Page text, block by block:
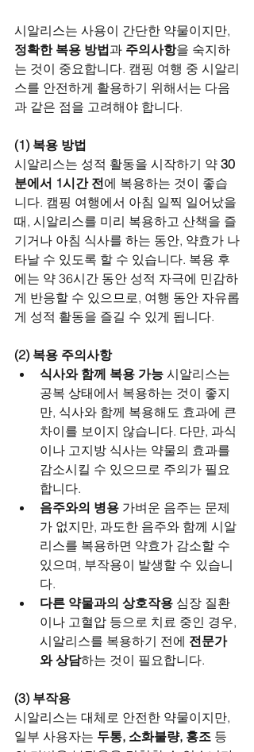
시알리스는 사용이 간단한 약물이지만,
정확한 복용 방법과 주의사항을 숙지하
는 것이 중요합니다. 캠핑 여행 중 시알리
스를 안전하게 활용하기 위해서는 다음
과 같은 점을 고려해야 합니다.
(1) 복용 방법
시알리스는 성적 활동을 시작하기 약 30
분에서 1시간 전에 복용하는 것이 좋습
니다. 캠핑 여행에서 아침 일찍 일어났을
때, 시알리스를 미리 복용하고 산책을 즐
기거나 아침 식사를 하는 동안, 약효가 나
타날 수 있도록 할 수 있습니다. 복용 후
에는 약 36시간 동안 성적 자극에 민감하
게 반응할 수 있으므로, 여행 동안 자유롭
게 성적 활동을 즐길 수 있게 됩니다.
(2) 복용 주의사항
식사와 함께 복용 가능 시알리스는
공복 상태에서 복용하는 것이 좋지
만, 식사와 함께 복용해도 효과에 큰
차이를 보이지 않습니다. 다만, 과식
이나 고지방 식사는 약물의 효과를
감소시킬 수 있으므로 주의가 필요
합니다.
음주와의 병용 가벼운 음주는 문제
가 없지만, 과도한 음주와 함께 시알
리스를 복용하면 약효가 감소할 수
있으며, 부작용이 발생할 수 있습니
다.
다른 약물과의 상호작용 심장 질환
이나 고혈압 등으로 치료 중인 경우,
시알리스를 복용하기 전에 전문가
와 상담하는 것이 필요합니다.
(3) 부작용
시알리스는 대체로 안전한 약물이지만,
일부 사용자는 두통, 소화불량, 홍조 등